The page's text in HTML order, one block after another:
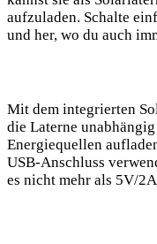
aufzuladen. Schalte
und her, wo du auch
Mit dem ⁢integrierten
die Laterne
Energiequellen
USB-Anschluss⁤
es nicht mehr als 5V/